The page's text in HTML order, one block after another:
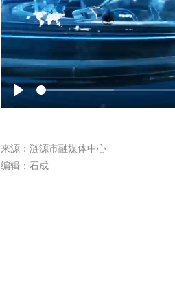
Play
来源：涟源市融媒体中心
编辑：石成